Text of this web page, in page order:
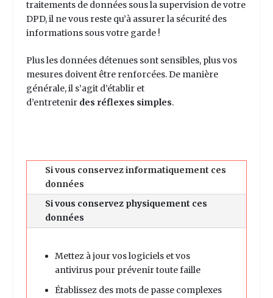
traitements de données sous la supervision de votre
DPD, il ne vous reste qu’à assurer la sécurité des
informations sous votre garde !
Plus les données détenues sont sensibles, plus vos
mesures doivent être renforcées. De manière
générale, il s’agit d’établir et
d’entretenir des réflexes simples.
Si vous conservez informatiquement ces
données
Si vous conservez physiquement ces
données
Mettez à jour vos logiciels et vos
antivirus pour prévenir toute faille
Établissez des mots de passe complexes